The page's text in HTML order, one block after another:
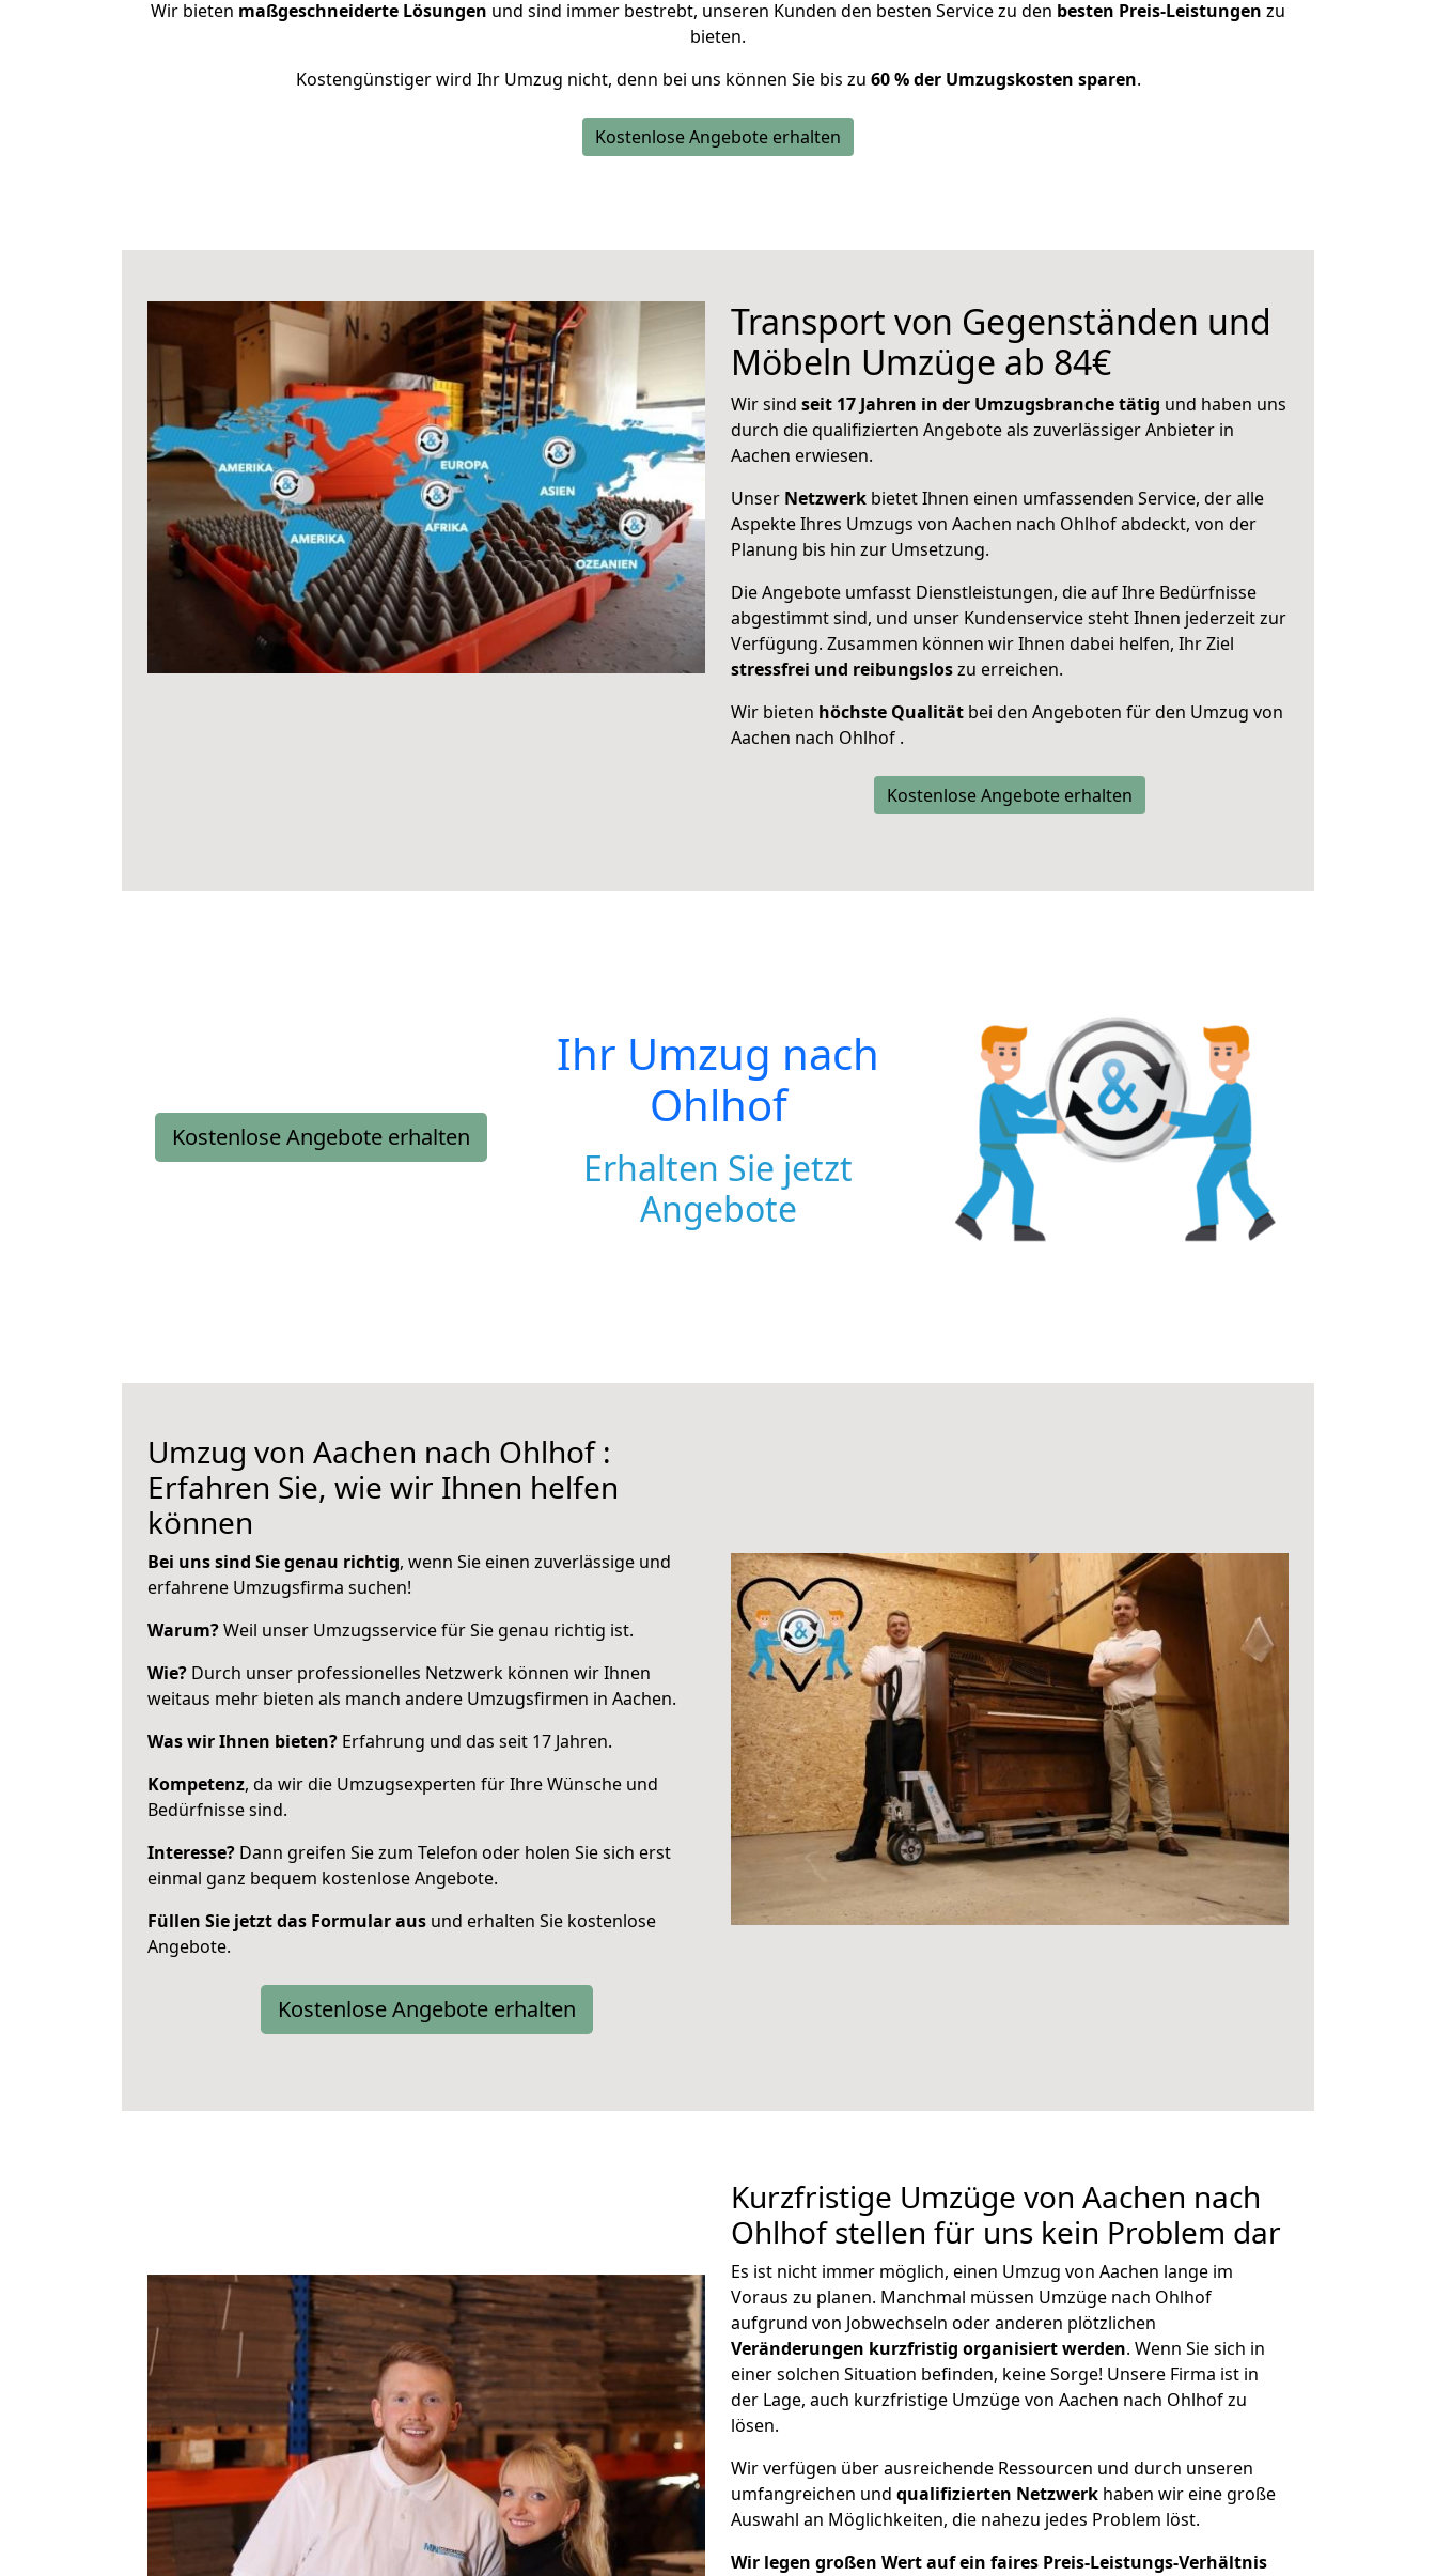
Wir bieten maßgeschneiderte Lösungen und sind immer bestrebt, unseren Kunden den besten Service zu den besten Preis-Leistungen zu
bieten.
Kostengünstiger wird Ihr Umzug nicht, denn bei uns können Sie bis zu 60 % der Umzugskosten sparen.
Kostenlose Angebote erhalten
Transport von Gegenständen und
Möbeln Umzüge ab 84€
Wir sind seit 17 Jahren in der Umzugsbranche tätig und haben uns
durch die qualifizierten Angebote als zuverlässiger Anbieter in
Aachen erwiesen.
Unser Netzwerk bietet Ihnen einen umfassenden Service, der alle
Aspekte Ihres Umzugs von Aachen nach Ohlhof abdeckt, von der
Planung bis hin zur Umsetzung.
Die Angebote umfasst Dienstleistungen, die auf Ihre Bedürfnisse
abgestimmt sind, und unser Kundenservice steht Ihnen jederzeit zur
Verfügung. Zusammen können wir Ihnen dabei helfen, Ihr Ziel
stressfrei und reibungsloszu erreichen.
Wir bieten höchste Qualität bei den Angeboten für den Umzug von
Aachen nach Ohlhof .
Kostenlose Angebote erhalten
Kostenlose Angebote erhalten
Ihr Umzug nach
Ohlhof
Erhalten Sie jetzt
Angebote
Umzug von Aachen nach Ohlhof :
Erfahren Sie, wie wir Ihnen helfen
können
Bei uns sind Sie genau richtig, wenn Sie einen zuverlässige und
erfahrene Umzugsfirma suchen!
Warum?Weil unser Umzugsservice für Sie genau richtig ist.
Wie? Durch unser professionelles Netzwerk können wir Ihnen
weitaus mehr bieten als manch andere Umzugsfirmen in Aachen.
Was wir Ihnen bieten? Erfahrung und das seit 17 Jahren.
Kompetenz, da wir die Umzugsexperten für Ihre Wünsche und
Bedürfnisse sind.
Interesse? Dann greifen Sie zum Telefon oder holen Sie sich erst
einmal ganz bequem kostenlose Angebote.
Füllen Sie jetzt das Formular aus und erhalten Sie kostenlose
Angebote.
Kostenlose Angebote erhalten
Kurzfristige Umzüge von Aachen nach
Ohlhof stellen für uns kein Problem dar
Es ist nicht immer möglich, einen Umzug von Aachen lange im
Voraus zu planen. Manchmal müssen Umzüge nach Ohlhof
aufgrund von Jobwechseln oder anderen plötzlichen
Veränderungen kurzfristig organisiert werden. Wenn Sie sich in
einer solchen Situation befinden, keine Sorge! Unsere Firma ist in
der Lage, auch kurzfristige Umzüge von Aachen nach Ohlhof zu
lösen.
Wir verfügen über ausreichende Ressourcen und durch unseren
umfangreichen und qualifizierten Netzwerk haben wir eine große
Auswahl an Möglichkeiten, die nahezu jedes Problem löst.
Wir legen großen Wert auf ein faires Preis-Leistungs-Verhältnis